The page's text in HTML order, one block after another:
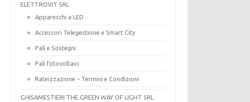
ELETTROVIT SRL
Apparecchi a LED
Accessori Telegestione e Smart City
Pali e Sostegni
Pali fotovoltaici
Rateizzazione – Termini e Condizioni
GHISAMESTIERI THE GREEN WAY OF LIGHT SRL